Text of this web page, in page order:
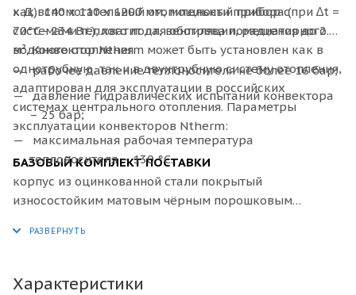
как вспомогательный отопительный прибор с
системами тёплого пола, вентиляции, радиаторного
водяного отопления.
x Д): 140 х 110 х 1200 мм, мощности прибора (при ∆t =
70°C - 234 Вт.), хватит для обогрева помещения до 2.3
м². Конвектор Ntherm может быть установлен как в
однотрубную, так и в двухтрубную систему отопления,
адаптирован для эксплуатации в российских
системах центрального отопления. Параметры
эксплуатации конвекторов Ntherm:
рабочее давление теплоносителя не более 16 бар;
давление гидравлических испытаний конвектора
– 25 бар;
максимальная рабочая температура
теплоносителя – 130 °С.
БАЗОВЫЙ КОМПЛЕКТ ПОСТАВКИ
корпус из оцинкованной стали покрытый
износостойким матовым чёрным порошковым
декоративная рамка по периметру корпуса из
выполненная в цвет решетки, с черной полосой из
Характеристики